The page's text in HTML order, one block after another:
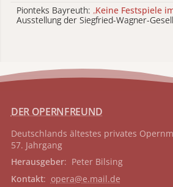
Pionteks Bayreuth: „Keine Festspiele
Ausstellung der Siegfried-Wagner-
DER OPERNFREUND
Deutschlands ältestes privates
57. Jahrgang
Herausgeber: Peter Bilsing
Kontakt: opera@e.mail.de